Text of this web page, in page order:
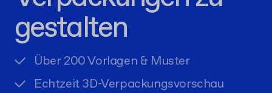
gestalten
Über 200 Vorlagen & Muster
Echtzeit 3D-Verpackungsvorschau